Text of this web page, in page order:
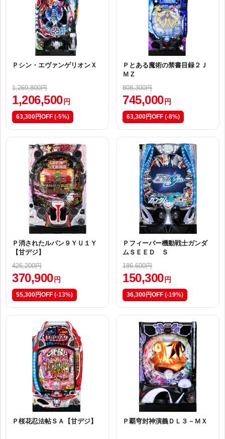
Ｐシン・エヴァンゲリオンＸ
1,269,800円
1,206,500 円
63,300円OFF (-5%)
Ｐとある魔術の禁書目録２Ｊ
ＭＺ
808,300円
745,000 円
63,300円OFF (-8%)
Ｐ消されたルパン９ＹＵ１Ｙ
【甘デジ】
426,200円
370,900 円
55,300円OFF (-13%)
Ｐフィーバー機動戦士ガンダ
ムＳＥＥＤ Ｓ
186,600円
150,300 円
36,300円OFF (-19%)
Ｐ桜花忍法帖ＳＡ【甘デジ】 Ｐ覇穹封神演義ＤＬ３－ＭＸ